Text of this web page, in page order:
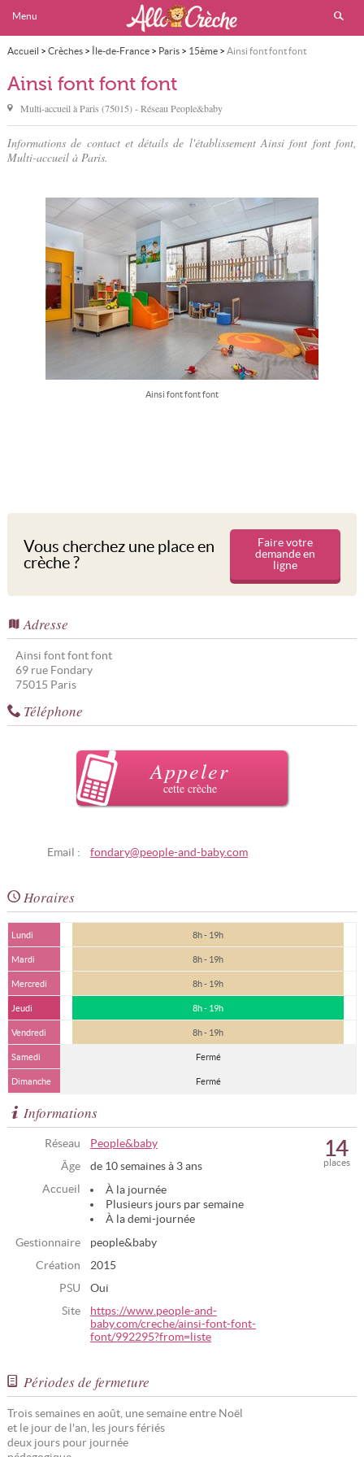
Menu
Accueil > Crèches> Île-de-France> Paris> 15ème> Ainsi font font font
Ainsi font font font
Multi-accueil àParis (75015) - Réseau People&baby
Informations de contact et détails de l'établissement Ainsi font font font,
Multi-accueil à Paris.
Ainsi font font font
Vous cherchez une place en
crèche ?
Faire votre
demande en
ligne
Adresse
Ainsi font font font
69 rue Fondary
75015 Paris
Téléphone
Appeler
cette crèche
Email : fondary@people-and-baby.com
Horaires
Lundi 8h - 19h
Mardi 8h - 19h
Mercredi 8h - 19h
Jeudi 8h - 19h
Vendredi 8h - 19h
Samedi Fermé
Dimanche Fermé
Informations
Réseau
People&baby
Âge
de 10 semaines à 3 ans
Accueil
À la journée
Plusieurs jours par semaine
À la demi-journée
Gestionnaire
people&baby
Création
2015
PSU
Oui
Site
https://www.people-and-
baby.com/creche/ainsi-font-font-
font/992295?from=liste
places
14
Périodes de fermeture
Trois semaines en août, une semaine entre Noël
et le jour de l'an, les jours fériés
deux jours pour journée